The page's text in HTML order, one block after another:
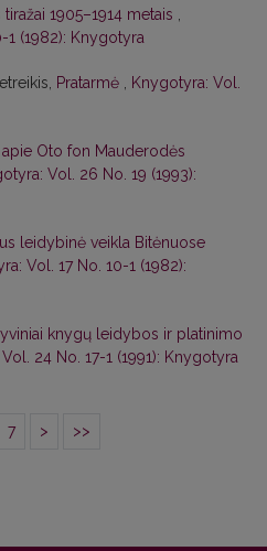
1905–1914 metais
1 (1982): Knygotyra
Pratarmė
Knygotyra: Vol.
apie Oto fon Mauderodės
Vol. 26 No. 19 (1993):
leidybinė veikla Bitėnuose
Vol. 17 No. 10-1 (1982):
knygų leidybos ir platinimo
24 No. 17-1 (1991): Knygotyra
7 > >>